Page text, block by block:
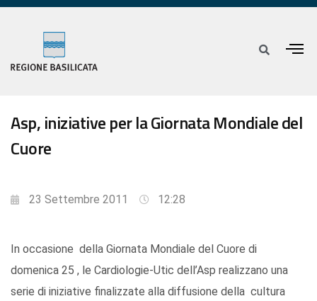
Asp, iniziative per la Giornata Mondiale del
Cuore
23 Settembre 2011 12:28
In occasione della Giornata Mondiale del Cuore di
domenica 25 , le Cardiologie-Utic dell’Asp realizzano una
serie di iniziative finalizzate alla diffusione della cultura